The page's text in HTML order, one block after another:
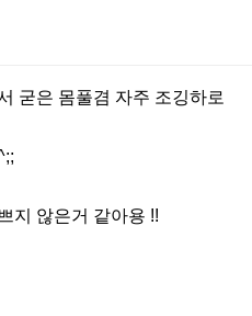
굳은 몸풀겸 자주 조깅하로
지 않은거 같아용 !!